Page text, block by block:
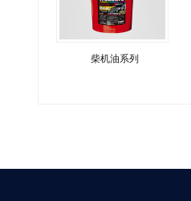
柴机油系列